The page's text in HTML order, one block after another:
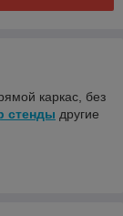
каркас, без
стенды другие